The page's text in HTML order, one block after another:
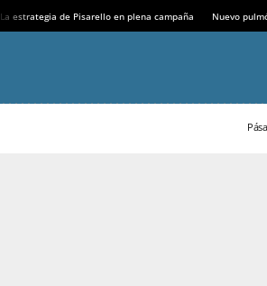
La estrategia de Pisarello en plena campaña Nuevo